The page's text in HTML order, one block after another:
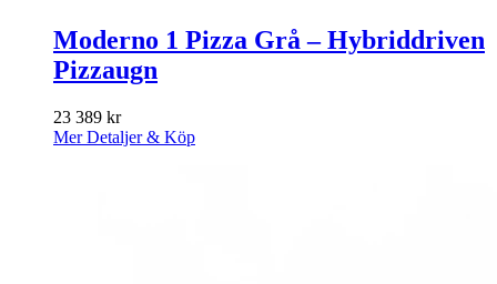
Moderno 1 Pizza Grå – Hybriddriven
Pizzaugn
23 389 kr
Mer Detaljer & Köp